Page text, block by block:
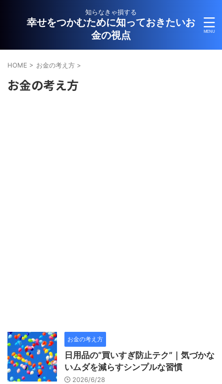
知らなきゃ損する
幸せをつかむために知っておきたいお
金の視点
HOME > お金の考え方 >
お金の考え方
お金の考え方
日用品の“買いすぎ防止テク”｜気づかな
いムダを減らすシンプルな習慣
2026/6/28